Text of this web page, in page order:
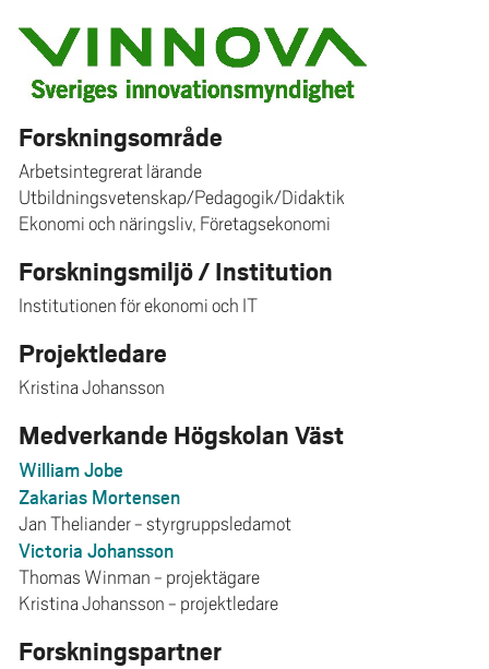
Forskningsområde
Arbetsintegrerat lärande
Utbildningsvetenskap/Pedagogik/Didaktik
Ekonomi och näringsliv, Företagsekonomi
Forskningsmiljö / Institution
Institutionen för ekonomi och IT
Projektledare
Kristina Johansson
Medverkande Högskolan Väst
William Jobe
Zakarias Mortensen
Jan Theliander - styrgruppsledamot
Victoria Johansson
Thomas Winman - projektägare
Kristina Johansson - projektledare
Forskningspartner